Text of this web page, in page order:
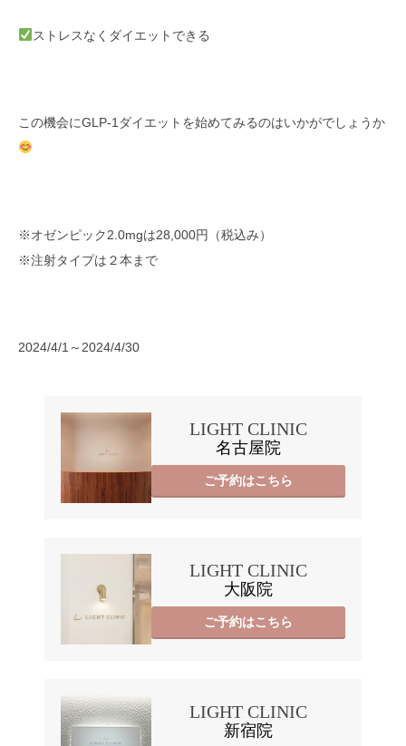
ストレスなくダイエットできる
この機会にGLP-1ダイエットを始めてみるのはいかがでしょうか
※オゼンピック2.0mgは28,000円（税込み）
※注射タイプは２本まで
2024/4/1～2024/4/30
LIGHT CLINIC
名古屋院
ご予約はこちら
LIGHT CLINIC
大阪院
ご予約はこちら
LIGHT CLINIC
新宿院